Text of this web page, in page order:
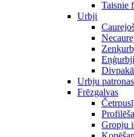
Taisnie
Urbji
Eņģurbji
Urbju patronas
Frēzgalvas
Gropju